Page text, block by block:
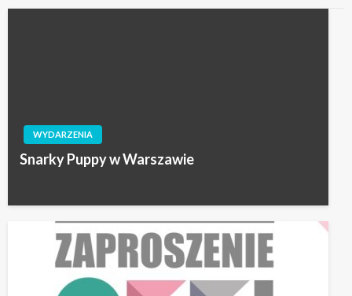
WYDARZENIA
Snarky Puppy w Warszawie